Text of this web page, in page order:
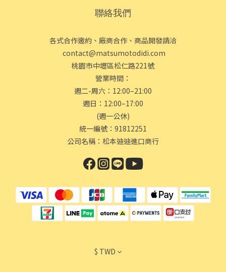
聯絡我們
各式合作邀約、廠商合作、商品開發請洽
contact@matsumotodidi.com
桃園市中壢區松仁路221號
營業時間：
週二-周六：12:00–21:00
週日：12:00–17:00
(週一公休)
統一編號：91812251
公司名稱：松本迪迪進口商行
$ TWD